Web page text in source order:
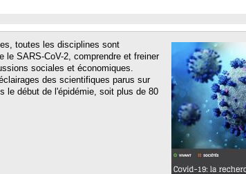
toutes les disciplines sont
le SARS-CoV-2, comprendre et freiner
sociales et économiques.
des scientifiques parus sur
le début de l'épidémie, soit plus de 80